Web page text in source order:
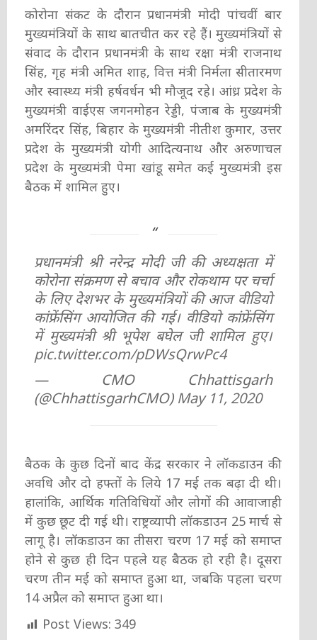
कोरोना संकट के दौरान प्रधानमंत्री मोदी पांचवीं बार
मुख्यमंत्रियों के साथ बातचीत कर रहे हैं। मुख्यमंत्रियों से
संवाद के दौरान प्रधानमंत्री के साथ रक्षा मंत्री राजनाथ
सिंह, गृह मंत्री अमित शाह, वित्त मंत्री निर्मला सीतारमण
और स्वास्थ्य मंत्री हर्षवर्धन भी मौजूद रहे। आंध्र प्रदेश के
मुख्यमंत्री वाईएस जगनमोहन रेड्डी, पंजाब के मुख्यमंत्री
अमरिंदर सिंह, बिहार के मुख्यमंत्री नीतीश कुमार, उत्तर
प्रदेश के मुख्यमंत्री योगी आदित्यनाथ और अरुणाचल
प्रदेश के मुख्यमंत्री पेमा खांडू समेत कई मुख्यमंत्री इस
बैठक में शामिल हुए।
प्रधानमंत्री श्री नरेन्द्र मोदी जी की अध्यक्षता में
कोरोना संक्रमण से बचाव और रोकथाम पर चर्चा
के लिए देशभर के मुख्यमंत्रियों की आज वीडियो
कांफ्रेंसिंग आयोजित की गई। वीडियो कांफ्रेंसिंग
में मुख्यमंत्री श्री भूपेश बघेल जी शामिल हुए।
pic.twitter.com/pDWsQrwPc4
— CMO Chhattisgarh
(@ChhattisgarhCMO) May 11, 2020
बैठक के कुछ दिनों बाद केंद्र सरकार ने लॉकडाउन की
अवधि और दो हफ्तों के लिये 17 मई तक बढ़ा दी थी।
हालांकि, आर्थिक गतिविधियों और लोगों की आवाजाही
में कुछ छूट दी गई थी। राष्ट्रव्यापी लॉकडाउन 25 मार्च से
लागू है। लॉकडाउन का तीसरा चरण 17 मई को समाप्त
होने से कुछ ही दिन पहले यह बैठक हो रही है। दूसरा
चरण तीन मई को समाप्त हुआ था, जबकि पहला चरण
14 अप्रैल को समाप्त हुआ था।
Post Views: 349